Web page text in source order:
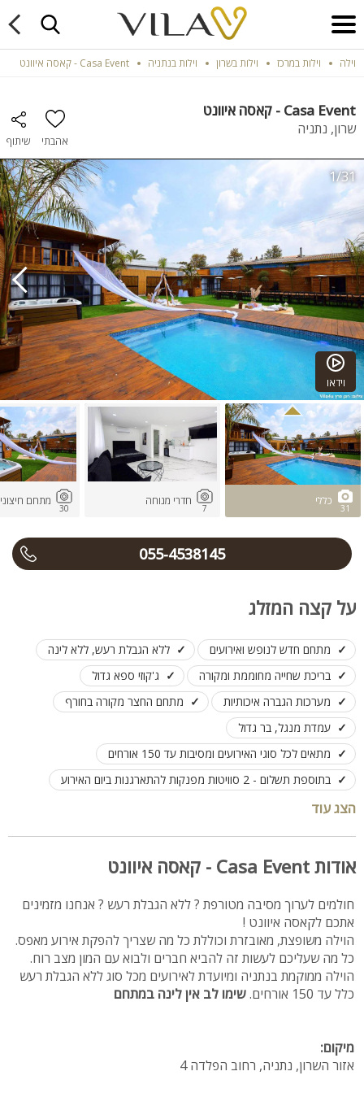
וילה וילות במרכז וילות בשרון וילות בנתניה Casa Event - קאסה איוונט
Casa Event - קאסה איוונט
שרון, נתניה
אהבתי שיתוף
וידאו
1/31
31
כללי
7
חדרי מנוחה
30
מתחם חיצוני
055-4538145
על קצה המזלג
מתחם חדש לנופש ואירועים
ללא הגבלת רעש, ללא לינה
בריכת שחייה מחוממת ומקורה
ג'קוזי ספא גדול
מערכות הגברה איכותיות
מתחם החצר מקורה בחורף
עמדת מנגל, בר גדול
מתאים לכל סוגי האירועים ומסיבות עד 150 אורחים
בתוספת תשלום - 2 סוויטות מפנקות להתארגנות ביום האירוע
ניתן להוסיף שולחן שוק ב- 70 שח לאדםהצג עוד
אודות Casa Event - קאסה איוונט
חולמים לערוך מסיבה מטורפת ? ללא הגבלת רעש ? אנחנו מזמינים
אתכם לקאסה איוונט !
הוילה משופצת, מאובזרת וכוללת כל מה שצריך להפקת אירוע מאפס.
כל מה שעליכם לעשות זה להביא חברים ולבוא עם המון מצב רוח.
הוילה ממוקמת בנתניה ומיועדת לאירועים מכל סוג ללא הגבלת רעש
כלל עד 150 אורחים.
שימו לב אין לינה במתחם
מיקום:
אזור השרון, נתניה, רחוב הפלדה 4